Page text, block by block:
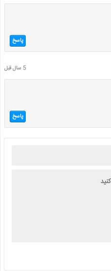
پاسخ
5 سال قبل
پاسخ